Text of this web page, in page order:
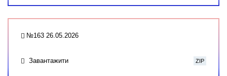
№163 26.05.2026
Завантажити ZIP